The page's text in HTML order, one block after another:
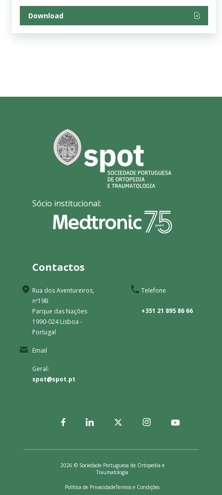
Download
Sócio institucional:
Contactos
Rua dos Aventureiros,
nº19B
Parque das Nações
1990-024 Lisboa -
Portugal
Telefone
+351 21 895 86 66
Email
Geral:
spot@spot.pt
2026 © Sociedade Portuguesa de Ortopedia e
Traumatologia
Política de PrivacidadeTermos e Condições